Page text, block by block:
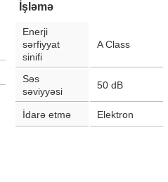
İşləmə
Enerji
sərfiyyat
sinifi
A Class
Səs
səviyyəsi
50 dB
İdarə etmə Elektron